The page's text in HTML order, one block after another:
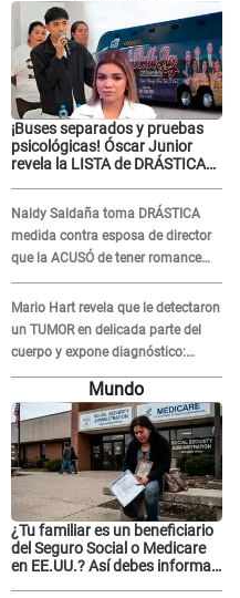
¡Buses separados y pruebas
psicológicas! Óscar Junior
revela la LISTA de DRÁSTICAS
en 'La Bella Luz' tras caso
Naldy Saldaña
Naldy Saldaña toma DRÁSTICA
medida contra esposa de director
que la ACUSÓ de tener romance
con él: "Muy triste..."
Mario Hart revela que le detectaron
un TUMOR en delicada parte del
cuerpo y expone diagnóstico:
"Dolores muy fuertes..."
Mundo
¿Tu familiar es un beneficiario
del Seguro Social o Medicare
en EE.UU.? Así debes informar